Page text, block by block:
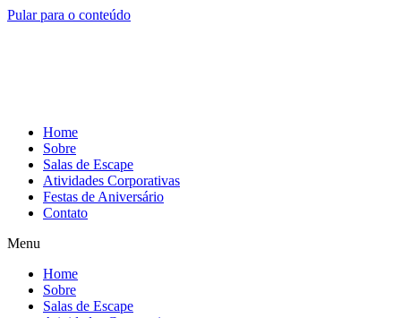
Pular para o conteúdo
Home
Sobre
Salas de Escape
Atividades Corporativas
Festas de Aniversário
Contato
Menu
Home
Sobre
Salas de Escape